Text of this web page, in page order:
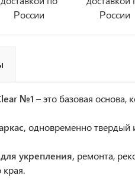
№1 – это базовая
одновременно твердый
укрепления, ремонта,